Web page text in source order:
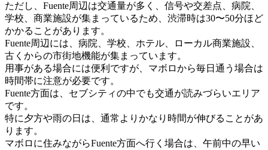
ただし、Fuente周辺は交通量が多く、信号や交差点、病院、
学校、商業施設が集まっているため、渋滞時は30〜50分ほど
かかることがあります。
Fuente周辺には、病院、学校、ホテル、ローカル商業施設、
古くからの市街地機能が集まっています。
用事がある場合には便利ですが、マボロから毎日通う場合は
時間帯に注意が必要です。
Fuente方面は、セブシティの中でも交通が読みづらいエリア
です。
特に夕方や雨の日は、通常よりかなり時間が伸びることがあ
ります。
マボロに住みながらFuente方面へ行く場合は、午前中の早い